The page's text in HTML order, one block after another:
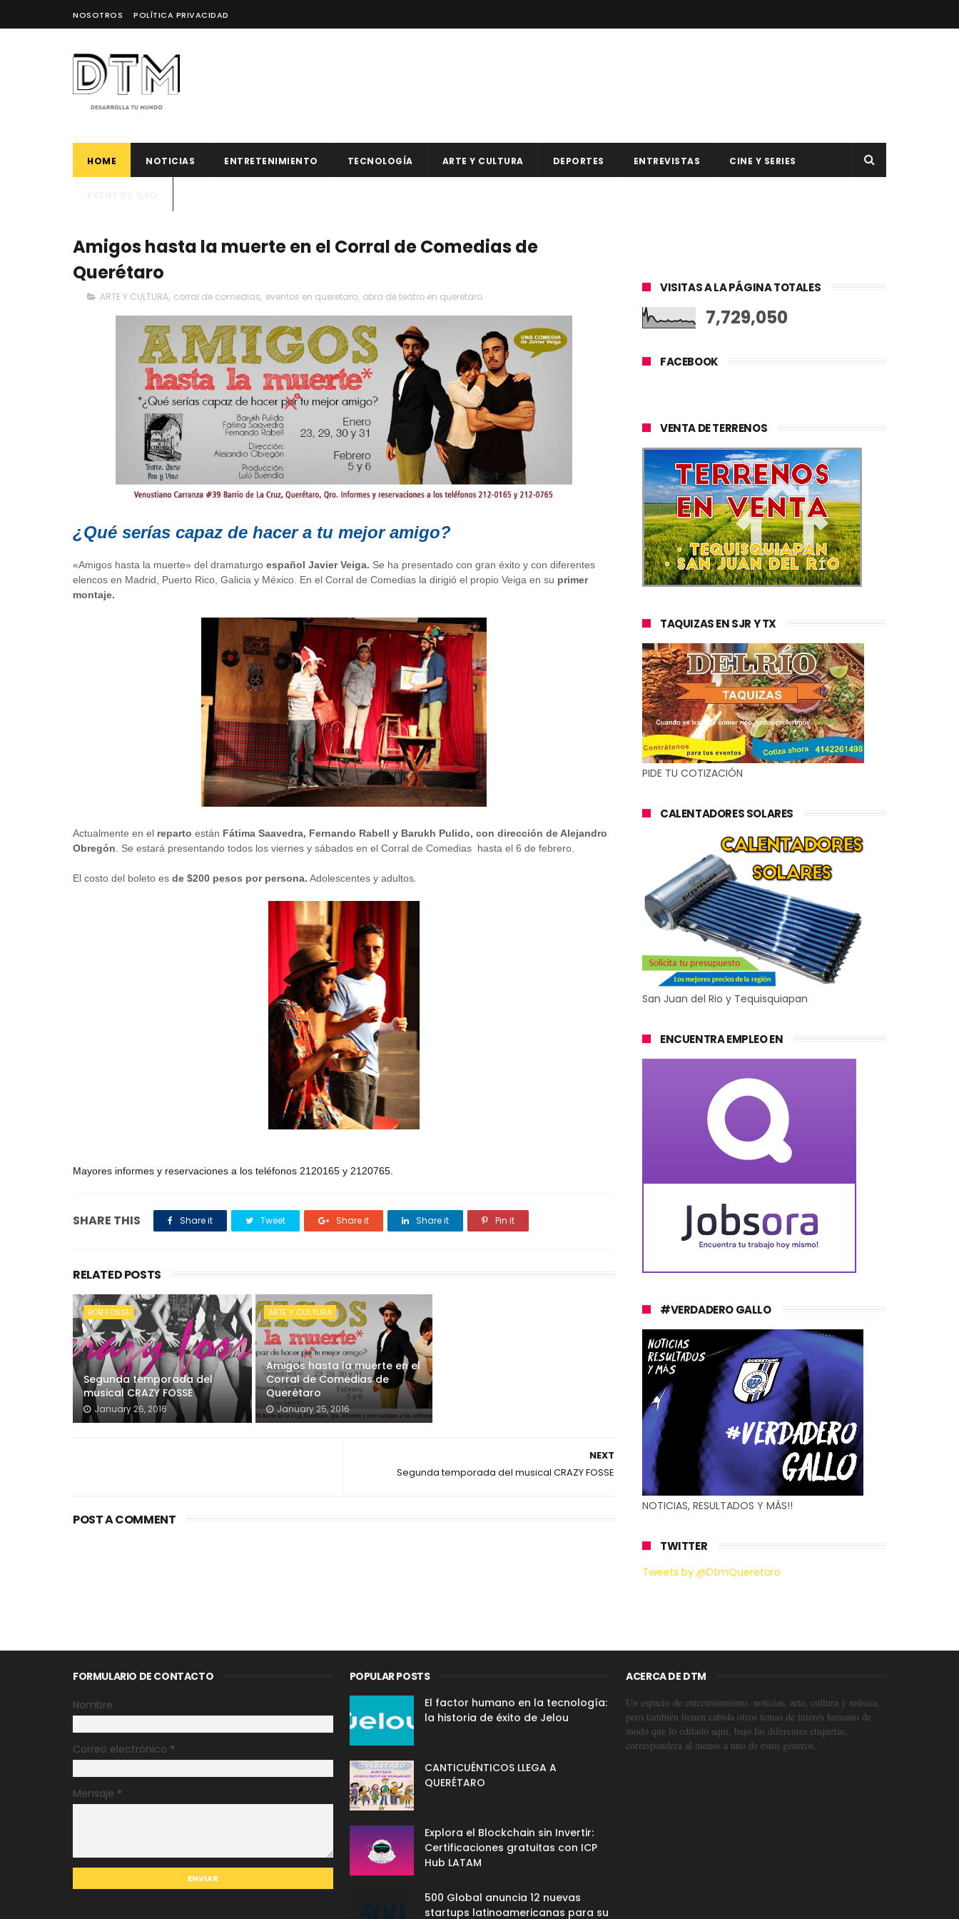
NOSOTROS POLÍTICA PRIVACIDAD
HOME NOTICIAS ENTRETENIMIENTO TECNOLOGÍA ARTE Y CULTURA DEPORTES ENTREVISTAS CINE Y SERIES
Amigos hasta la muerte en el Corral de Comedias de
Querétaro
ARTE Y CULTURA, corral de comedias, eventos en queretaro, obra de teatro en queretaro
¿Qué serías capaz de hacer a tu mejor amigo?
«Amigos hasta la muerte» del dramaturgo español Javier Veiga. Se ha presentado con gran éxito y con diferentes
elencos en Madrid, Puerto Rico, Galicia y México. En el Corral de Comedias la dirigió el propio Veiga en su primer
montaje.
Actualmente en el reparto están Fátima Saavedra, Fernando Rabell y Barukh Pulido, con dirección de Alejandro
Obregón . Se estará presentando todos los viernes y sábados en el Corral de Comedias hasta el 6 de febrero.
El costo del boleto es de $200 pesos por persona. Adolescentes y adultos.
Mayores informes y reservaciones a los teléfonos 2120165 y 2120765.
SHARE THIS Share it Tweet Share it Share it Pin it
RELATED POSTS
BOB FOSSE
Segunda temporada del
musical CRAZY FOSSE
January 26, 2016
ARTE Y CULTURA
Amigos hasta la muerte en el
Corral de Comedias de
Querétaro
January 25, 2016
NEXT
Segunda temporada del musical CRAZY FOSSE
POST A COMMENT
VISITAS A LA PÁGINA TOTALES
7,729,050
FACEBOOK
VENTA DE TERRENOS
TAQUIZAS EN SJR Y TX
PIDE TU COTIZACIÓN
CALENTADORES SOLARES
San Juan del Rio y Tequisquiapan
ENCUENTRA EMPLEO EN
#VERDADERO GALLO
NOTICIAS, RESULTADOS Y MÁS!!
TWITTER
Tweets by @DtmQueretaro
FORMULARIO DE CONTACTO
Nombre
Correo electrónico *
Mensaje *
POPULAR POSTS
El factor humano en la tecnología:
la historia de éxito de Jelou
CANTICUÉNTICOS LLEGA A
QUERÉTARO
Explora el Blockchain sin Invertir:
Certificaciones gratuitas con ICP
Hub LATAM
500 Global anuncia 12 nuevas
startups latinoamericanas para su
ACERCA DE DTM
Un espacio de entretenimiento, noticias, arte, cultura y música,
pero también tienen cabida otros temas de interés humano de
modo que lo editado aquí, bajo las diferentes etiquetas,
corresponderá al menos a uno de estos géneros.